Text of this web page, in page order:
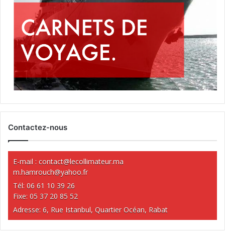
Contactez-nous
E-mail : contact@lecollimateur.ma
m.hamrouch@yahoo.fr
Tél: 06 61 10 39 26
Fixe: 05 37 20 85 52
Adresse: 6, Rue Istanbul, Quartier Océan, Rabat